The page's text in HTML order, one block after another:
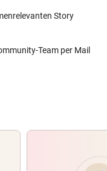
Story
Team per Mail